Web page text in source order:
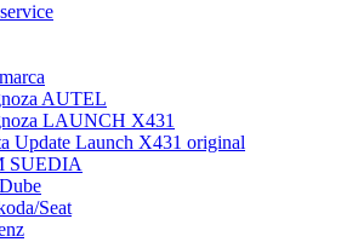
AUTEL
LAUNCH X431
Update Launch X431 original
SUEDIA
Seat